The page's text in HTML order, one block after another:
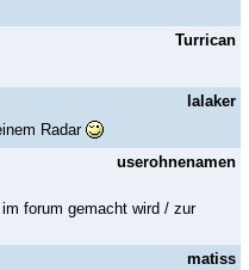
Turrican
lalaker
Radar
userohnenamen
forum gemacht wird / zur
matiss